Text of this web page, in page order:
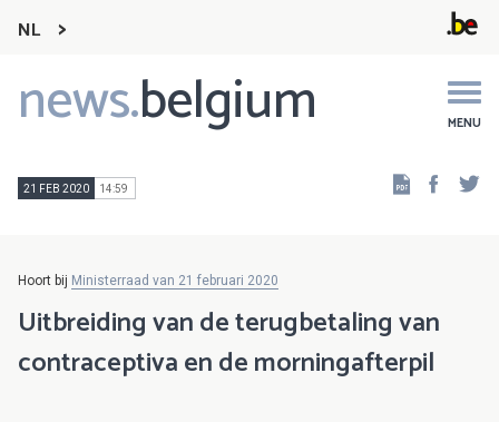
NL
news.belgium MENU
Main
navigation
21 FEB 2020 14:59
Hoort bij Ministerraad van 21 februari 2020
Uitbreiding van de terugbetaling van
contraceptiva en de morningafterpil